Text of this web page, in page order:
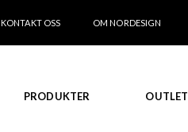
KONTAKT OSS OM NORDESIGN
PRODUKTER OUTLET